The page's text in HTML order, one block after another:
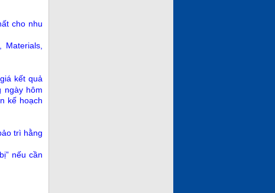
cho nhu
kết quả
ngày hôm
kế hoạch
trì hằng
nếu cần